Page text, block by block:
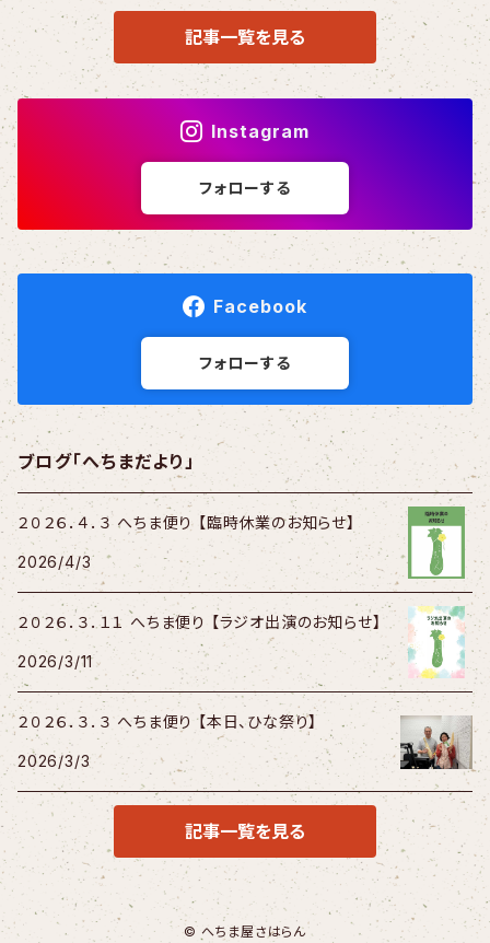
記事一覧を見る
Instagram
フォローする
Facebook
フォローする
ブログ「へちまだより」
２０２６．４．３ へちま便り 【臨時休業のお知らせ】
2026/4/3
２０２６．３．１１ へちま便り 【ラジオ出演のお知らせ】
2026/3/11
２０２６．３．３ へちま便り 【本日、ひな祭り】
2026/3/3
記事一覧を見る
© へちま屋さはらん